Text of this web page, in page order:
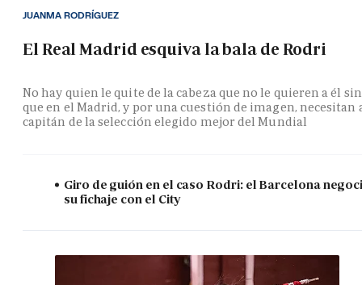
El Real Madrid esquiva la bala de Rodri
No hay quien le quite de la cabeza que no le quieren a él
que en el Madrid, y por una cuestión de imagen, necesitan
capitán de la selección elegido mejor del Mundial
JUANMA RODRÍGUEZ
Giro de guión en el caso Rodri: el Barcelona
su fichaje con el City